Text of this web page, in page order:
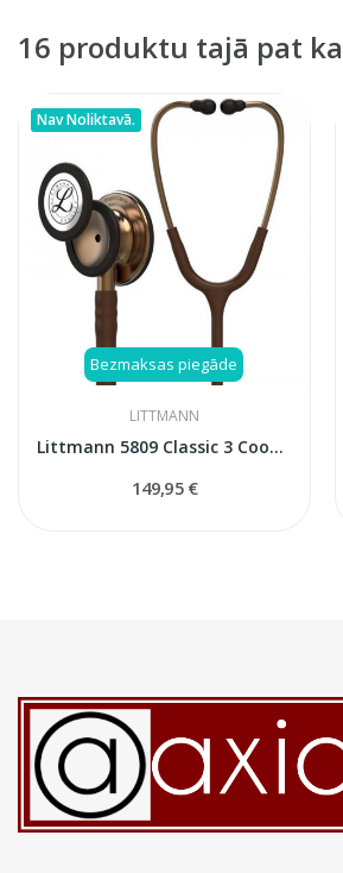
16 produktu tajā pat
Bezmaksas piegāde
Nav Noliktavā.
LITTMANN
Littmann 5809 Classic 3 Cooper Edition stetoskops
149,95 €